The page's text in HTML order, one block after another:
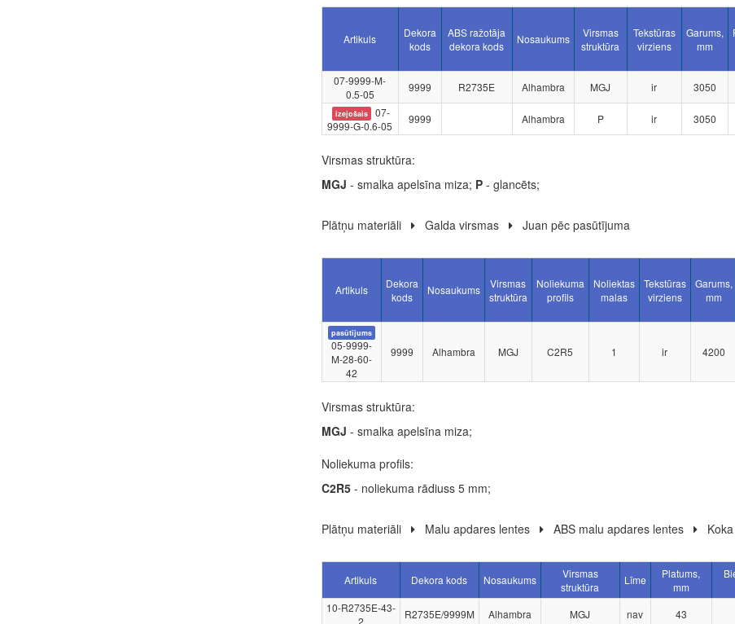
Artikuls
Dekora
kods
ABS ražotāja
dekora kods
Nosaukums
Virsmas
struktūra
Tekstūras
virziens
Garums,
mm
07-9999-M-
0.5-05
9999 R2735E Alhambra MGJ ir 3050
izejošais
07-
9999-G-0.6-05
9999 Alhambra P ir 3050
Virsmas struktūra:
MGJ - smalka apelsīna miza; P- glancēts;
Plātņu materiāli Galda virsmas Juan pēc pasūtījuma
Artikuls
Dekora
kods
Nosaukums
Virsmas
struktūra
Noliekuma
profils
Noliektas
malas
Tekstūras
virziens
Garums,
mm
pasūtījums
05-9999-
M-28-60-
42
9999 Alhambra MGJ C2R5 1 ir 4200
Virsmas struktūra:
MGJ - smalka apelsīna miza;
Noliekuma profils:
C2R5- noliekuma rādiuss 5 mm;
Plātņu materiāli Malu apdares lentes ABS malu apdares lentes
Artikuls Dekora kods Nosaukums
Virsmas
struktūra
Līme
Platums,
mm
10-R2735E-43-
2
R2735E/9999M Alhambra MGJ nav 43